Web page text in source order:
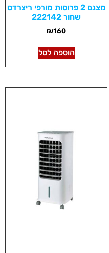
מצנם 2 פרוסות מורפי ריצרדס
שחור 222142
₪160
הוספה לסל